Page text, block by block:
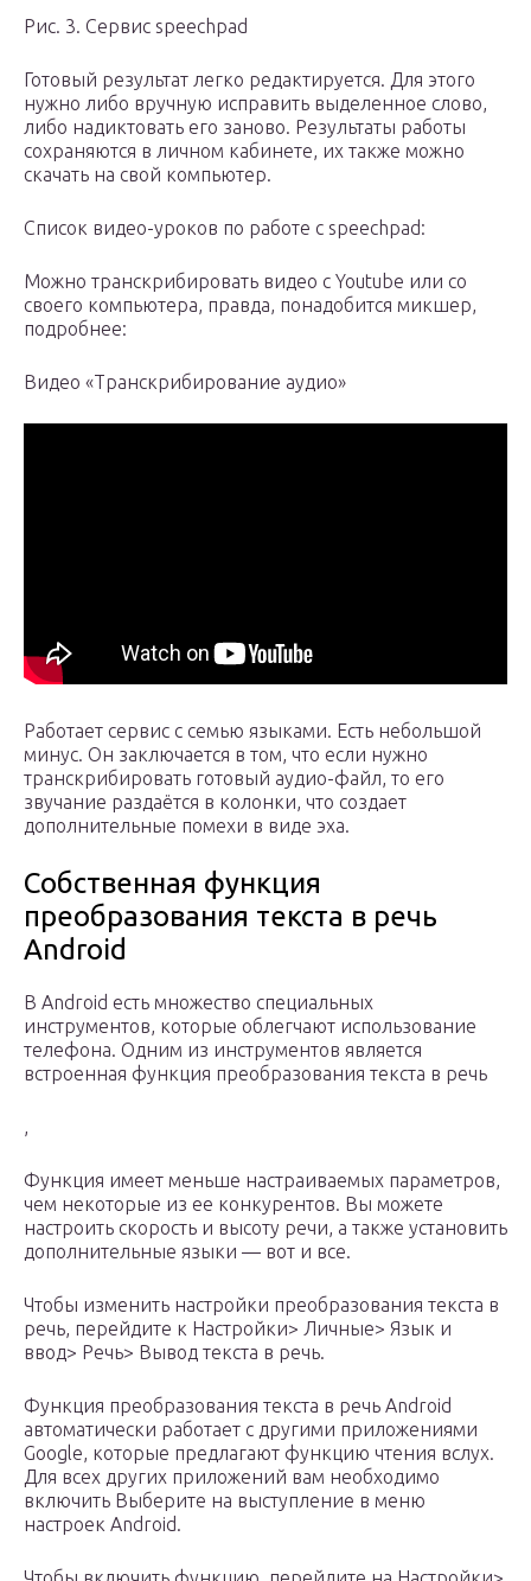
Рис. 3. Сервис speechpad
Готовый результат легко редактируется. Для этого
нужно либо вручную исправить выделенное слово,
либо надиктовать его заново. Результаты работы
сохраняются в личном кабинете, их также можно
скачать на свой компьютер.
Список видео-уроков по работе с speechpad:
Можно транскрибировать видео с Youtube или со
своего компьютера, правда, понадобится микшер,
подробнее:
Видео «Транскрибирование аудио»
Работает сервис с семью языками. Есть небольшой
минус. Он заключается в том, что если нужно
транскрибировать готовый аудио-файл, то его
звучание раздаётся в колонки, что создает
дополнительные помехи в виде эха.
Собственная функция
преобразования текста в речь
Android
В Android есть множество специальных
инструментов, которые облегчают использование
телефона. Одним из инструментов является
встроенная функция преобразования текста в речь
,
Функция имеет меньше настраиваемых параметров,
чем некоторые из ее конкурентов. Вы можете
настроить скорость и высоту речи, а также установить
дополнительные языки — вот и все.
Чтобы изменить настройки преобразования текста в
речь, перейдите к Настройки> Личные> Язык и
ввод> Речь> Вывод текста в речь.
Функция преобразования текста в речь Android
автоматически работает с другими приложениями
Google, которые предлагают функцию чтения вслух.
Для всех других приложений вам необходимо
включить Выберите на выступление в меню
настроек Android.